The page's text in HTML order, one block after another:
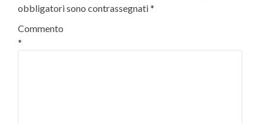
obbligatori sono contrassegnati*
Commento
*